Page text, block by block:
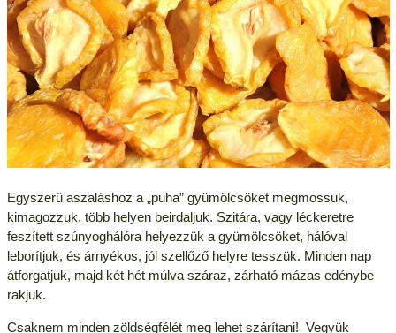
Egyszerű aszaláshoz a „puha” gyümölcsöket megmossuk,
kimagozzuk, több helyen beirdaljuk. Szitára, vagy léckeretre
feszített szúnyoghálóra helyezzük a gyümölcsöket, hálóval
leborítjuk, és árnyékos, jól szellőző helyre tesszük. Minden nap
átforgatjuk, majd két hét múlva száraz, zárható mázas edénybe
rakjuk.
Csaknem minden zöldségfélét meg lehet szárítani! Vegyük